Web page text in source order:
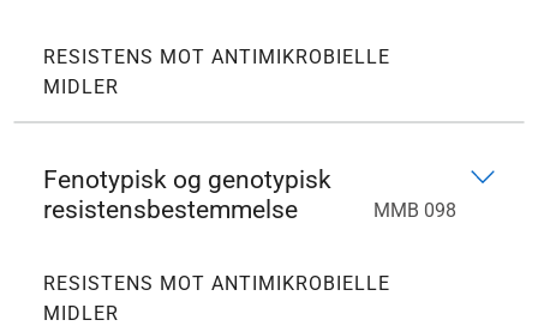
RESISTENS MOT ANTIMIKROBIELLE
MIDLER
Fenotypisk og genotypisk
resistensbestemmelse
MMB 098
RESISTENS MOT ANTIMIKROBIELLE
MIDLER